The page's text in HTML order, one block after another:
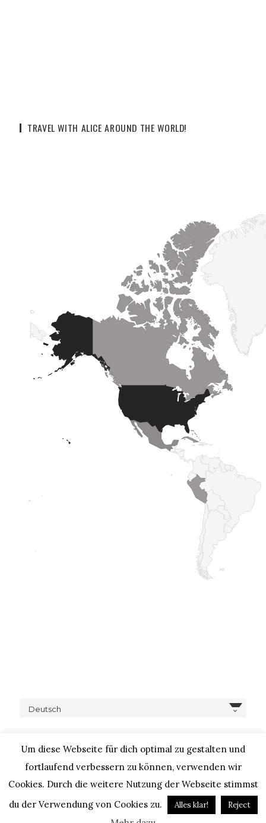
TRAVEL WITH ALICE AROUND THE WORLD!
Deutsch
COPYRIGHT © 2020 – IHEARTALICE.COM / TRAVEL,
LIFESTYLE, FOOD & FASHIONBLOG BY ALICE M. HUYNH / ALL
RIGHTS RESERVED / DESIGN BY BLOGGER-BERATUNG
Um diese Webseite für dich optimal zu gestalten und
fortlaufend verbessern zu können, verwenden wir
Cookies. Durch die weitere Nutzung der Webseite stimmst
du der Verwendung von Cookies zu.
Alles klar! Reject